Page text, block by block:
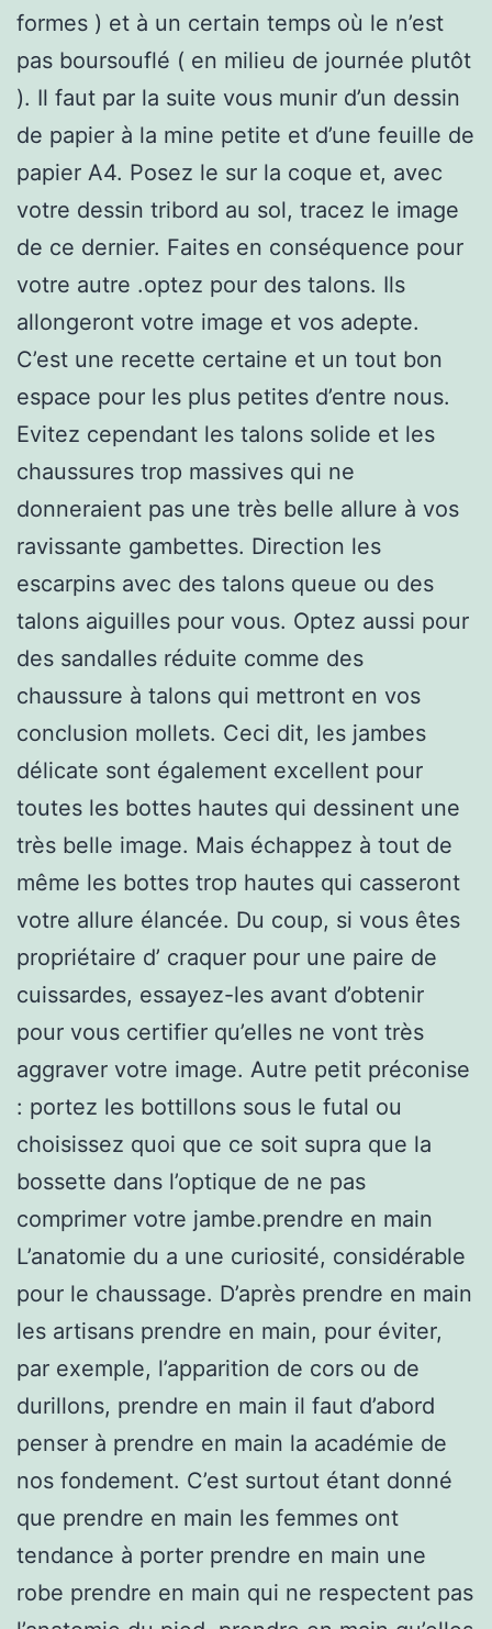
formes ) et à un certain temps où le n’est
pas boursouflé ( en milieu de journée plutôt
). Il faut par la suite vous munir d’un dessin
de papier à la mine petite et d’une feuille de
papier A4. Posez le sur la coque et, avec
votre dessin tribord au sol, tracez le image
de ce dernier. Faites en conséquence pour
votre autre .optez pour des talons. Ils
allongeront votre image et vos adepte.
C’est une recette certaine et un tout bon
espace pour les plus petites d’entre nous.
Evitez cependant les talons solide et les
chaussures trop massives qui ne
donneraient pas une très belle allure à vos
ravissante gambettes. Direction les
escarpins avec des talons queue ou des
talons aiguilles pour vous. Optez aussi pour
des sandalles réduite comme des
chaussure à talons qui mettront en vos
conclusion mollets. Ceci dit, les jambes
délicate sont également excellent pour
toutes les bottes hautes qui dessinent une
très belle image. Mais échappez à tout de
même les bottes trop hautes qui casseront
votre allure élancée. Du coup, si vous êtes
propriétaire d’ craquer pour une paire de
cuissardes, essayez-les avant d’obtenir
pour vous certifier qu’elles ne vont très
aggraver votre image. Autre petit préconise
: portez les bottillons sous le futal ou
choisissez quoi que ce soit supra que la
bossette dans l’optique de ne pas
comprimer votre jambe.prendre en main
L’anatomie du a une curiosité, considérable
pour le chaussage. D’après prendre en main
les artisans prendre en main, pour éviter,
par exemple, l’apparition de cors ou de
durillons, prendre en main il faut d’abord
penser à prendre en main la académie de
nos fondement. C’est surtout étant donné
que prendre en main les femmes ont
tendance à porter prendre en main une
robe prendre en main qui ne respectent pas